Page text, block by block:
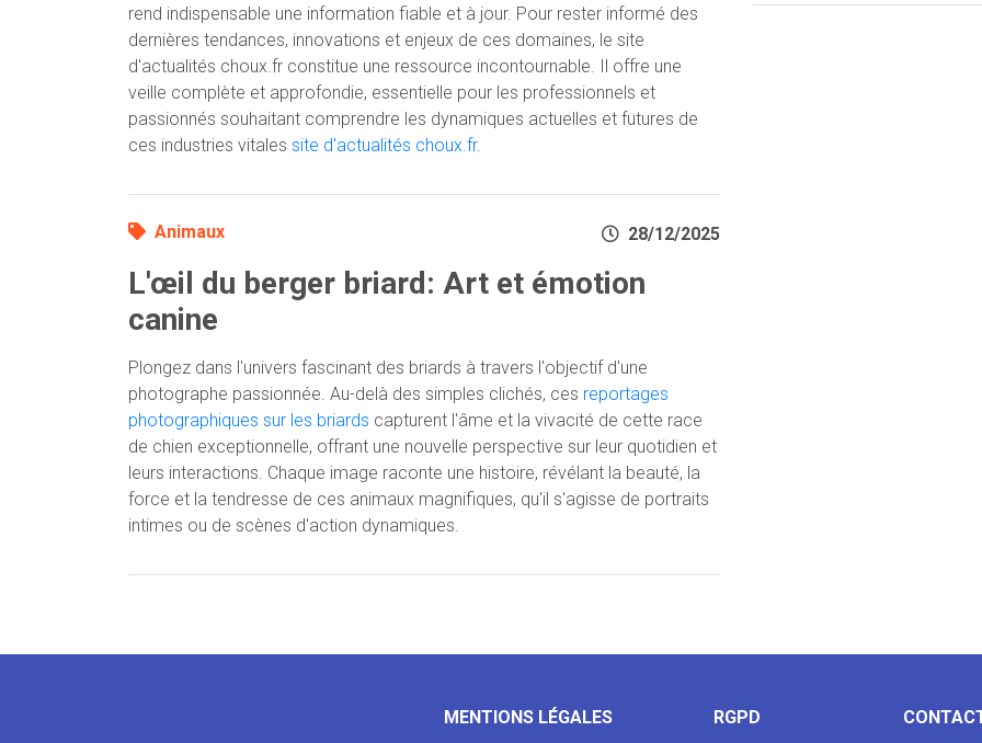
rend indispensable une information fiable et à jour. Pour rester informé des
dernières tendances, innovations et enjeux de ces domaines, le site
d'actualités choux.fr constitue une ressource incontournable. Il offre une
veille complète et approfondie, essentielle pour les professionnels et
passionnés souhaitant comprendre les dynamiques actuelles et futures de
ces industries vitales site d'actualités choux.fr.
Animaux 28/12/2025
L'œil du berger briard: Art et émotion
canine
Plongez dans l'univers fascinant des briards à travers l'objectif d'une
photographe passionnée. Au-delà des simples clichés, ces reportages
photographiques sur les briards capturent l'âme et la vivacité de cette race
de chien exceptionnelle, offrant une nouvelle perspective sur leur quotidien et
leurs interactions. Chaque image raconte une histoire, révélant la beauté, la
force et la tendresse de ces animaux magnifiques, qu'il s'agisse de portraits
intimes ou de scènes d'action dynamiques.
MENTIONS LÉGALES RGPD